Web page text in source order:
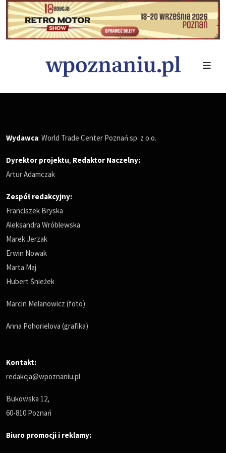
Wydawca: World Trade Center Poznań sp. z o.o.
Dyrektor projektu, Redaktor Naczelny:
Artur Adamczak
Zespół redakcyjny:
Franciszek Bryska
Aleksandra Wróblewska
Marek Jerzak
Erwin Nowak
Marta Maj
Hubert Śnieżek
Marcin Melanowicz (foto)
Anna Pohorielova (grafika)
Kontakt:
redakcja@wpoznaniu.pl
Bukowska 12,
60-810 Poznań
Biuro promocji i reklamy: